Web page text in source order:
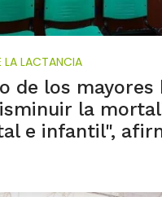
LA LACTANCIA
de los
la
e infantil",